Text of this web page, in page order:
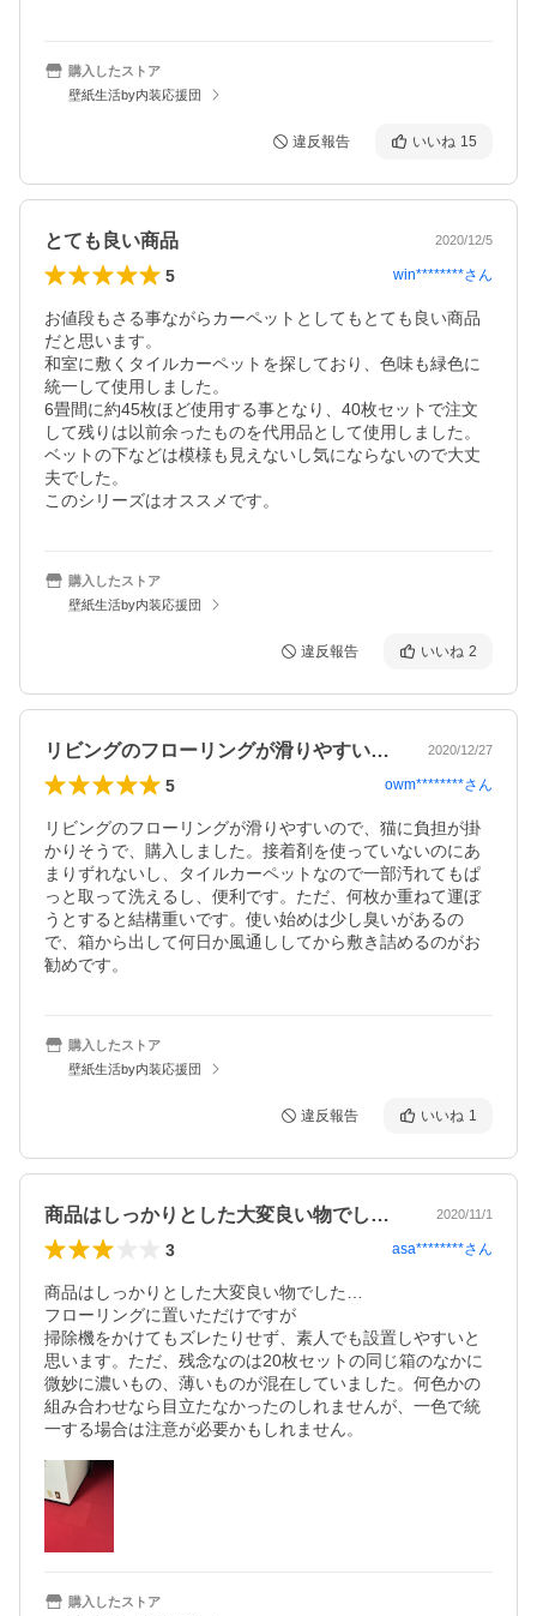
購入したストア
壁紙生活by内装応援団
違反報告 いいね 15
とても良い商品 2020/12/5
5 win********さん
お値段もさる事ながらカーペットとしてもとても良い商品
だと思います。
和室に敷くタイルカーペットを探しており、色味も緑色に
統一して使用しました。
6畳間に約45枚ほど使用する事となり、40枚セットで注文
して残りは以前余ったものを代用品として使用しました。
ベットの下などは模様も見えないし気にならないので大丈
夫でした。
このシリーズはオススメです。
購入したストア
壁紙生活by内装応援団
違反報告 いいね 2
リビングのフローリングが滑りやすいので… 2020/12/27
5 owm********さん
リビングのフローリングが滑りやすいので、猫に負担が掛
かりそうで、購入しました。接着剤を使っていないのにあ
まりずれないし、タイルカーペットなので一部汚れてもぱ
っと取って洗えるし、便利です。ただ、何枚か重ねて運ぼ
うとすると結構重いです。使い始めは少し臭いがあるの
で、箱から出して何日か風通ししてから敷き詰めるのがお
勧めです。
購入したストア
壁紙生活by内装応援団
違反報告 いいね 1
商品はしっかりとした大変良い物でした…… 2020/11/1
3 asa********さん
商品はしっかりとした大変良い物でした…
フローリングに置いただけですが
掃除機をかけてもズレたりせず、素人でも設置しやすいと
思います。ただ、残念なのは20枚セットの同じ箱のなかに
微妙に濃いもの、薄いものが混在していました。何色かの
組み合わせなら目立たなかったのしれませんが、一色で統
一する場合は注意が必要かもしれません。
購入したストア